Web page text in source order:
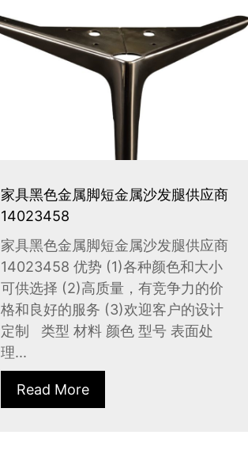
家具黑色金属脚短金属沙发腿供应商
14023458
家具黑色金属脚短金属沙发腿供应商
14023458 优势 (1)各种颜色和大小
可供选择 (2)高质量，有竞争力的价
格和良好的服务 (3)欢迎客户的设计
定制 类型 材料 颜色 型号 表面处
理...
Read More